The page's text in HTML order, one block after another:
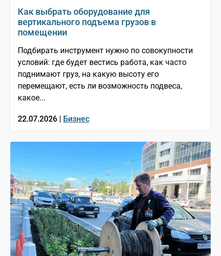
Как выбрать оборудование для
вертикального подъема грузов в
помещении
Подбирать инструмент нужно по совокупности
условий: где будет вестись работа, как часто
поднимают груз, на какую высоту его
перемещают, есть ли возможность подвеса,
какое...
22.07.2026 | Бизнес